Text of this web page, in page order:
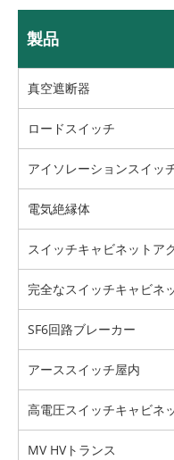
製品
真空遮断器
ロードスイッチ
アイソレーションスイッ
電気絶縁体
スイッチキャビネットア
完全なスイッチキャビネ
SF6回路ブレーカー
アーススイッチ屋内
高電圧スイッチキャビネ
MV HVトランス